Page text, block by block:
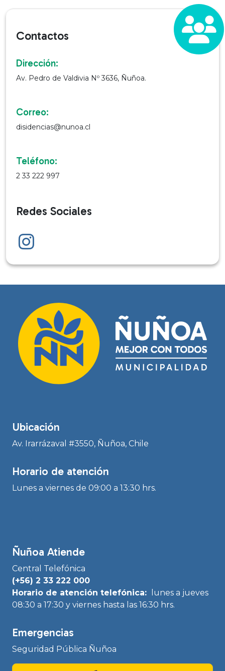
Contactos
Dirección:
Av. Pedro de Valdivia Nº 3636, Ñuñoa.
Correo:
disidencias@nunoa.cl
Teléfono:
2 33 222 997
Redes Sociales
Ubicación
Av. Irarrázaval #3550, Ñuñoa, Chile
Horario de atención
Lunes a viernes de 09:00 a 13:30 hrs.
Ñuñoa Atiende
Central Telefónica
(+56) 2 33 222 000
Horario de atención telefónica:
lunes a jueves
08:30 a 17:30 y viernes hasta las 16:30 hrs.
Emergencias
Seguridad Pública Ñuñoa